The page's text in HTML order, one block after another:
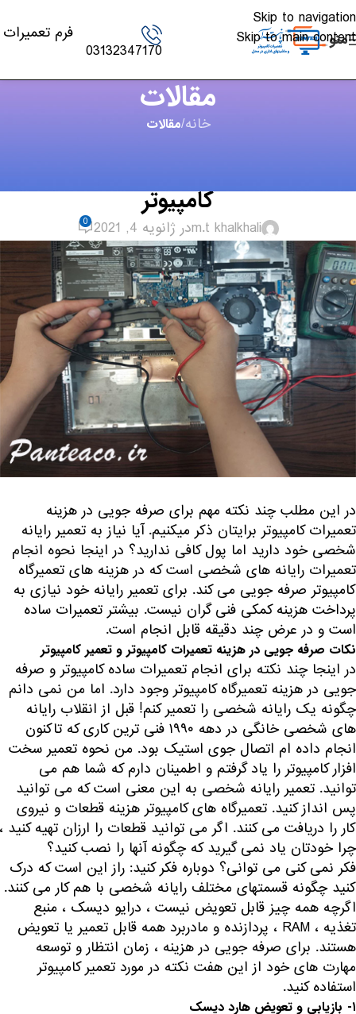
Skip to navigation
Skip to main content
منو
03132347170
فرم تعمیرات
مقالات
خانه/مقالات
کامپیوتر
m.t khalkhaliدر ژانویه 4, 2021 0
در این مطلب چند نکته مهم برای صرفه جویی در هزینه
تعمیرات کامپیوتر برایتان ذکر میکنیم. آیا نیاز به تعمیر رایانه
شخصی خود دارید اما پول کافی ندارید؟ در اینجا نحوه انجام
تعمیرات رایانه های شخصی است که در هزینه های تعمیرگاه
کامپیوتر صرفه جویی می کند. برای تعمیر رایانه خود نیازی به
پرداخت هزینه کمکی فنی گران نیست. بیشتر تعمیرات ساده
است و در عرض چند دقیقه قابل انجام است.
نکات صرفه جویی در هزینه تعمیرات کامپیوتر و تعمیر کامپیوتر
در اینجا چند نکته برای انجام تعمیرات ساده کامپیوتر و صرفه
جویی در هزینه تعمیرگاه کامپیوتر وجود دارد. اما من نمی دانم
چگونه یک رایانه شخصی را تعمیر کنم! قبل از انقلاب رایانه
های شخصی خانگی در دهه ۱۹۹۰ فنی ترین کاری که تاکنون
انجام داده ام اتصال جوی استیک بود. من نحوه تعمیر سخت
افزار کامپیوتر را یاد گرفتم و اطمینان دارم که شما هم می
توانید. تعمیر رایانه شخصی به این معنی است که می توانید
پس انداز کنید. تعمیرگاه های کامپیوتر هزینه قطعات و نیروی
کار را دریافت می کنند. اگر می توانید قطعات را ارزان تهیه کنید ،
چرا خودتان یاد نمی گیرید که چگونه آنها را نصب کنید؟
فکر نمی کنی می توانی؟ دوباره فکر کنید: راز این است که درک
کنید چگونه قسمتهای مختلف رایانه شخصی با هم کار می کنند.
اگرچه همه چیز قابل تعویض نیست ، درایو دیسک ، منبع
تغذیه ، RAM ، پردازنده و مادربرد همه قابل تعمیر یا تعویض
هستند. برای صرفه جویی در هزینه ، زمان انتظار و توسعه
مهارت های خود از این هفت نکته در مورد تعمیر کامپیوتر
استفاده کنید.
۱- بازیابی و تعویض هارد دیسک